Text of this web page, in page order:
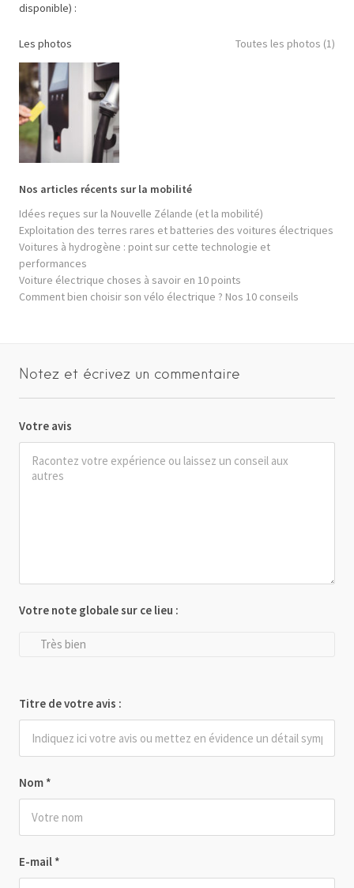
disponible) :
Les photos Toutes les photos (1)
Nos articles récents sur la mobilité
Idées reçues sur la Nouvelle Zélande (et la mobilité)
Exploitation des terres rares et batteries des voitures électriques
Voitures à hydrogène : point sur cette technologie et
performances
Voiture électrique choses à savoir en 10 points
Comment bien choisir son vélo électrique ? Nos 10 conseils
Notez et écrivez un commentaire
Votre avis
Nom *
E-mail *
Votre note globale sur ce lieu :
Très bien
Titre de votre avis :